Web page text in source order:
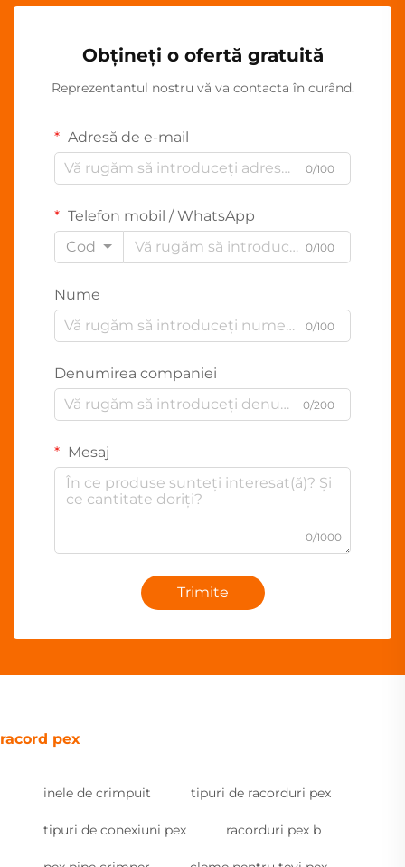
Obțineți o ofertă gratuită
Reprezentantul nostru vă va contacta în curând.
Adresă de e-mail
0/100
Telefon mobil / WhatsApp
Cod
0/100
Nume
0/100
Denumirea companiei
0/200
Mesaj
0/1000
Trimite
racord pex
inele de crimpuit tipuri de racorduri pex
tipuri de conexiuni pex racorduri pex b